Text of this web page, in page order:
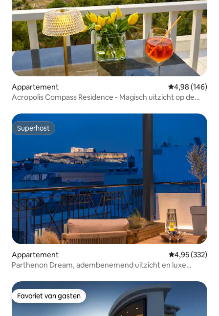
Appartement Gemiddelde
4,98 (146)
Acropolis Compass Residence - Magisch uitzicht op de
Superhost
Superhost
Appartement Gemiddelde
4,95 (332)
Parthenon Dream, adembenemend uitzicht en luxe
Favoriet van gasten
Favoriet van gasten